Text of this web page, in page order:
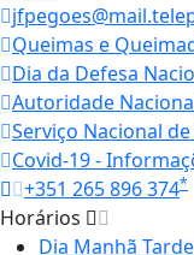
Queimas e
Dia da Defesa
Autoridade
Serviço Nacional
Covid-19 -
+351 265 896 374*
Horários
Dia Manhã Tarde